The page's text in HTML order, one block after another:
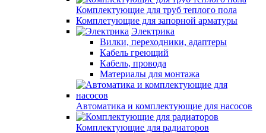
Комплектующие для труб теплого пола
Комплетующие для запорной арматуры
Электрика
Вилки, переходники, адаптеры
Кабель греющий
Кабель, провода
Материалы для монтажа
Автоматика и комплектующие для насосов
Комплектующие для радиаторов